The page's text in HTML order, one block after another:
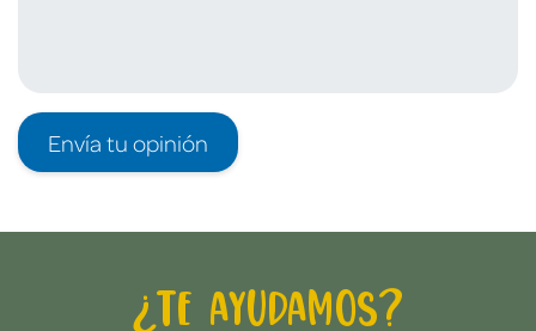
Envía tu opinión
¿Te ayudamos?